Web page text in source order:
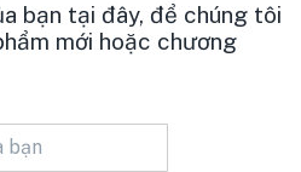
bạn tại đây, để chúng tôi
mới hoặc chương